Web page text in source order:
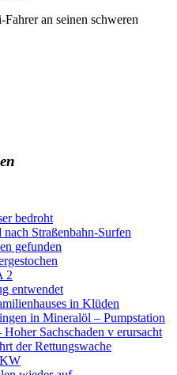
an seinen schweren
bedroht
Straßenbahn-Surfen
gefunden
2
entwendet
in Klüden
in Mineralöl – Pumpstation
Sachschaden v erursacht
der Rettungswache